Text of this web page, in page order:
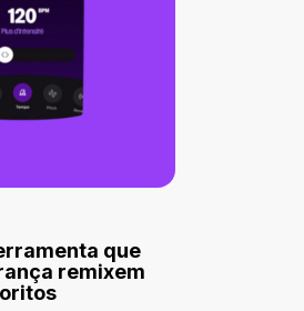
que
remixem